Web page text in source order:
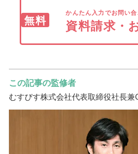
がある場合は、家族葬で
を考えている場所（地域
よいでしょう。
無料
かんたん入力でお問い
資料請求・
この記事の監修者
むすびす株式会社代表取締役社長兼